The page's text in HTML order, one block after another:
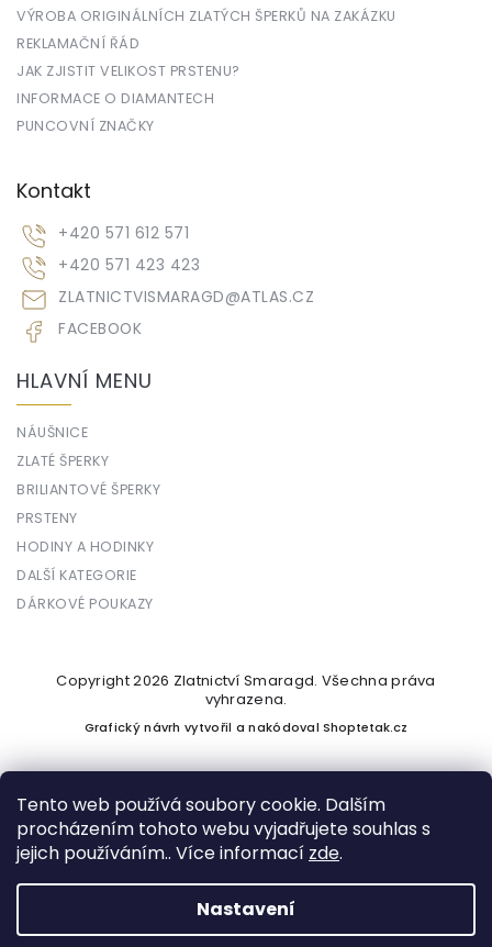
Tento web používá soubory cookie. Dalším
procházením tohoto webu vyjadřujete souhlas s
jejich používáním.. Více informací zde.
Nastavení
VÝROBA ORIGINÁLNÍCH ZLATÝCH ŠPERKŮ NA ZAKÁZKU
REKLAMAČNÍ ŘÁD
JAK ZJISTIT VELIKOST PRSTENU?
INFORMACE O DIAMANTECH
PUNCOVNÍ ZNAČKY
Kontakt
ZLATNICTVISMARAGD@ATLAS.CZ
+420 571 612 571
+420 571 423 423
FACEBOOK
HLAVNÍ MENU
NÁUŠNICE
ZLATÉ ŠPERKY
BRILIANTOVÉ ŠPERKY
PRSTENY
HODINY A HODINKY
DALŠÍ KATEGORIE
DÁRKOVÉ POUKAZY
Vytvořil Shoptet
Copyright 2026 Zlatnictví Smaragd. Všechna práva
vyhrazena.
Grafický návrh vytvořil a nakódovalShoptetak.cz
Podle zákona o evidenci tržeb je prodávající povinen vystavit
kupujícímu účtenku. Zároveň je povinen zaevidovat přijatou